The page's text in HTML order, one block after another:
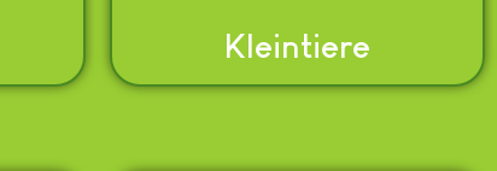
Kleintiere